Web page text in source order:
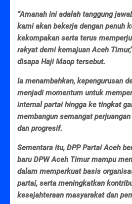
“Amanah ini adalah tanggung
kami akan bekerja dengan penuh
kekompakan serta terus
rakyat demi kemajuan Aceh
disapa Haji Maop tersebut.
Ia menambahkan, kepengurusan
menjadi momentum untuk
internal partai hingga ke tingkat
membangun semangat
dan progresif.
Sementara itu, DPP Partai Aceh
baru DPW Aceh Timur mampu
dalam memperkuat basis
partai, serta meningkatkan
kesejahteraan masyarakat dan